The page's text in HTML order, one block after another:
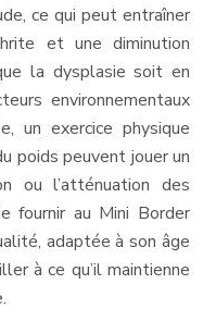
ce qui peut entraîner
et une diminution
la dysplasie soit en
environnementaux
un exercice physique
poids peuvent jouer un
ou l’atténuation des
fournir au Mini Border
adaptée à son âge
à ce qu’il maintienne